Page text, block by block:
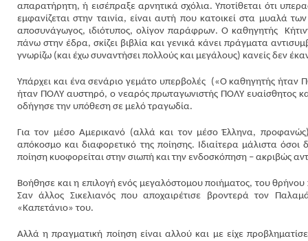
απαρατήρητη, ή εισέπραξε αρνητικά σχόλια. Υποτίθεται ότι
εμφανίζεται στην ταινία, είναι αυτή που κατοικεί στα μυαλά
αποσυνάγωγος, ιδιότυπος, ολίγον παράφρων. Ο καθηγητής
πάνω στην έδρα, σκίζει βιβλία και γενικά κάνει πράγματα
γνωρίζω (και έχω συναντήσει πολλούς και μεγάλους) κανείς δεν
Υπάρχει και ένα σενάριο γεμάτο υπερβολές («Ο καθηγητής ήταν
ήταν ΠΟΛΥ αυστηρό, ο νεαρός πρωταγωνιστής ΠΟΛΥ ευαίσθητος
οδήγησε την υπόθεση σε μελό τραγωδία.
Για τον μέσο Αμερικανό (αλλά και τον μέσο Έλληνα,
απόκοσμο και διαφορετικό της ποίησης. Ιδιαίτερα μάλιστα
ποίηση κυοφορείται στην σιωπή και την ενδοσκόπηση – ακριβώς
Βοήθησε και η επιλογή ενός μεγαλόστομου ποιήματος, του
Σαν άλλος Σικελιανός που αποχαιρέτισε βροντερά τον
«Καπετάνιο» του.
Αλλά η πραγματική ποίηση είναι αλλού και με είχε